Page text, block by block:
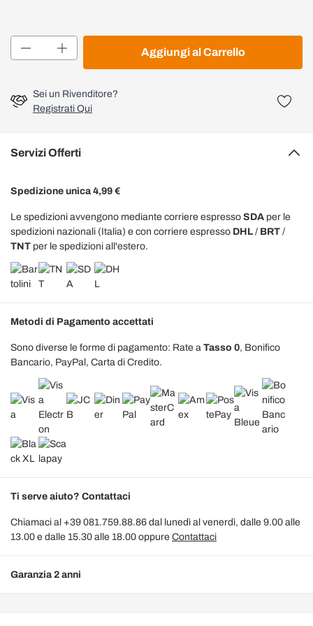
Aggiungi al Carrello
Sei un Rivenditore?
Registrati Qui
Servizi Offerti
Spedizione unica 4,99 €
Le spedizioni avvengono mediante corriere espresso SDA per le
spedizioni nazionali (Italia) e con corriere espresso DHL / BRT /
TNT per le spedizioni all'estero.
Metodi di Pagamento accettati
Sono diverse le forme di pagamento: Rate a Tasso 0, Bonifico
Bancario, PayPal, Carta di Credito.
Ti serve aiuto? Contattaci
Chiamaci al +39 081.759.88.86 dal lunedì al venerdì, dalle 9.00 alle
13.00 e dalle 15.30 alle 18.00 oppure Contattaci
Garanzia 2 anni